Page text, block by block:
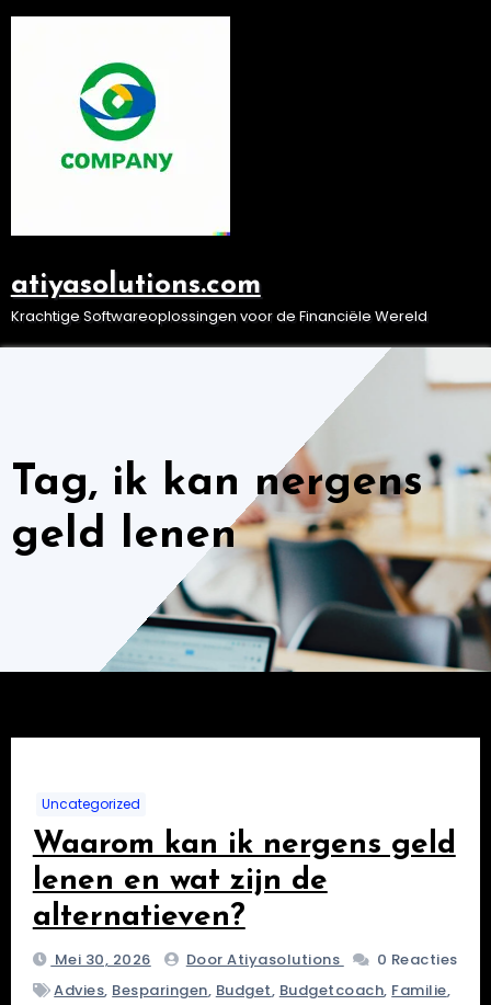
Ga
atiyasolutions.com
Krachtige Softwareoplossingen voor de Financiële Wereld
Tag, ik kan nergens
geld lenen
Uncategorized
Waarom kan ik nergens geld
lenen en wat zijn de
alternatieven?
Mei 30, 2026 Door Atiyasolutions
0 Reacties
Advies, Besparingen, Budget, Budgetcoach, Familie,